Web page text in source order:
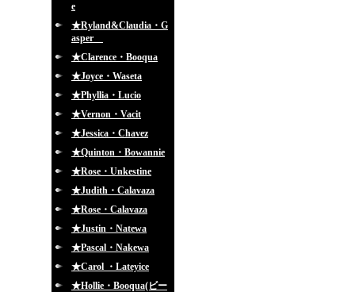
e
★Ryland&Claudia・G
asper
★Clarence・Booqua
★Joyce・Waseta
★Phyllia・Lucio
★Vernon・Vacit
★Jessica・Chavez
★Quinton・Bowannie
★Rose・Unkestine
★Judith・Calavaza
★Rose・Calavaza
★Justin・Natewa
★Pascal・Nakewa
★Carol ・Lateyice
★Hollie・Booqua(ビー